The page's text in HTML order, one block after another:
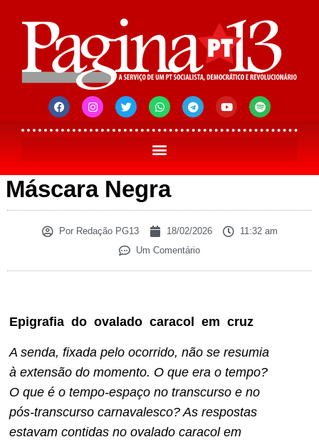
Máscara Negra
PorRedação PG13 18/02/2026
11:32 am
Um Comentário
Epigrafia do ovalado caracol em cruz
A senda, fixada pelo ocorrido, não se resumia
à extensão do momento. O que era o tempo?
O que é o tempo-espaço no transcurso e no
pós-transcurso carnavalesco? As respostas
estavam contidas no ovalado caracol em